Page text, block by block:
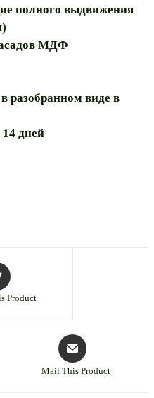
полного выдвижения
МДФ
разобранном виде в
дней
Product
Mail This Product